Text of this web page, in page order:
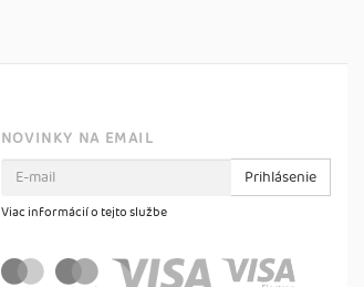
NOVINKY NA EMAIL
Prihlásenie
Viac informácií o tejto službe